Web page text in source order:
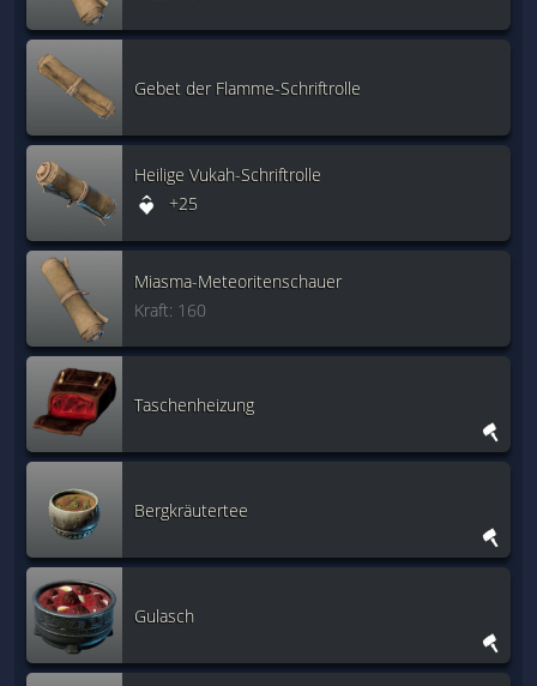
Gebet der Flamme-Schriftrolle
Heilige Vukah-Schriftrolle
+25
Miasma-Meteoritenschauer
Kraft: 160
Taschenheizung
Bergkräutertee
Gulasch